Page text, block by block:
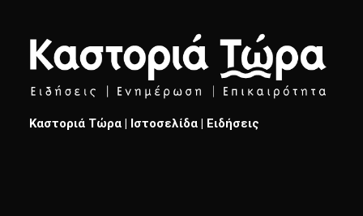
Καστοριά Τώρα | Ιστοσελίδα | Ειδήσεις